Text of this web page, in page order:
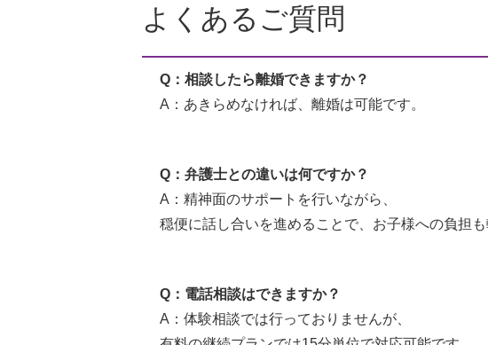
よくあるご質問
Q：相談したら離婚できますか？
A：あきらめなければ、離婚は可能です。
Q：弁護士との違いは何ですか？
A：精神面のサポートを行いながら、
穏便に話し合いを進めることで、お子様への負担も
Q：電話相談はできますか？
A：体験相談では行っておりませんが、